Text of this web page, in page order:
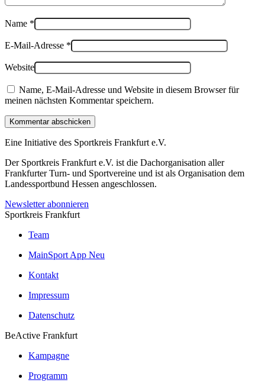
Name *
E-Mail-Adresse *
Website
Name, E-Mail-Adresse und Website in diesem Browser für
meinen nächsten Kommentar speichern.
Kommentar abschicken
Eine Initiative des Sportkreis Frankfurt e.V.
Der Sportkreis Frankfurt e.V. ist die Dachorganisation aller
Frankfurter Turn- und Sportvereine und ist als Organisation dem
Landessportbund Hessen angeschlossen.
Newsletter abonnieren
Sportkreis Frankfurt
Team
MainSport App Neu
Kontakt
Impressum
Datenschutz
BeActive Frankfurt
Kampagne
Programm